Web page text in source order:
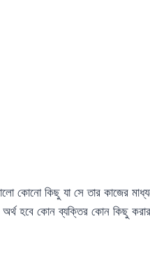
কোনো কিছু যা সে তার কাজের
হবে কোন ব্যক্তির কোন কিছু